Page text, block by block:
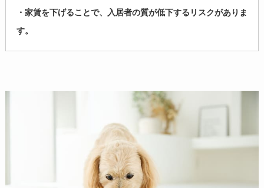
・家賃を下げることで、入居者の質が低下するリスクがありま
す。